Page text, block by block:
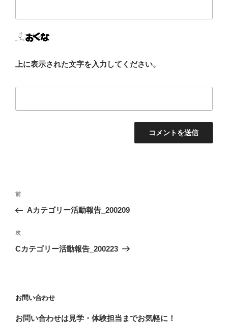
上に表示された文字を入力してください。
投
ナ
ビ
ゲ
ン
前
の
稿
前
Aカテゴリー活動報告_200209
次
の
次
Cカテゴリー活動報告_200223
お問い合わせ
お問い合わせは見学・体験担当までお気軽に！